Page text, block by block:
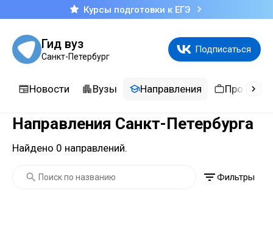
Курсы подготовки к ЕГЭ
Гид вуз
Санкт-Петербург
Подписаться
Новости Вузы Направления
Направления Санкт-Петербурга
Найдено 0 направлений.
Фильтры